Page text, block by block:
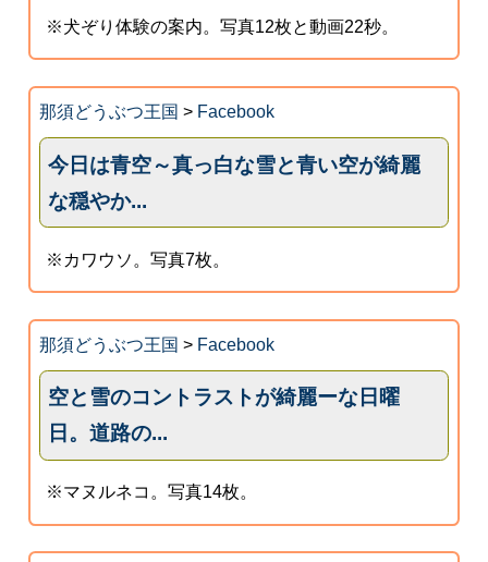
※犬ぞり体験の案内。写真12枚と動画22秒。
那須どうぶつ王国 > Facebook
今日は青空～真っ白な雪と青い空が綺麗
な穏やか...
※カワウソ。写真7枚。
那須どうぶつ王国 > Facebook
空と雪のコントラストが綺麗ーな日曜
日。道路の...
※マヌルネコ。写真14枚。